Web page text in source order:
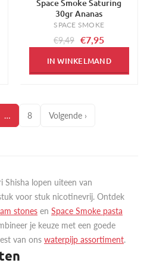
-16%
Space Smoke Saturing
30gr Ananas
SPACE SMOKE
€9,49 €7,95
IN WINKELMAND
… 8 Volgende ›
Shisha lopen uiteen van
voor stuk nicotinevrij. Ontdek
stones en Space Smoke pasta
je keuze met een goede
van ons waterpijp assortiment.